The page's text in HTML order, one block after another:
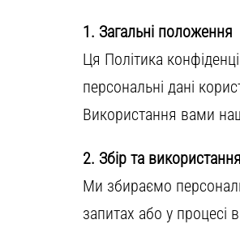
1. Загальні положення
Ця Політика
персональні дані
Використання вами
2. Збір та
Ми збираємо
запитах або у